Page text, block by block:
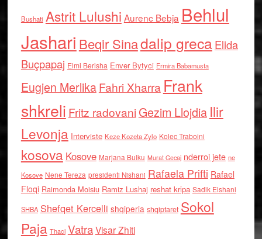
Bushati Astrit Lulushi Aurenc Bebja Behlul
Jashari Beqir Sinadalip grecaElida
Buçpapaj Elmi Berisha Enver Bytyci Ermira Babamusta
Eugjen MerlikaFahri Xharra Frank
shkreli Fritz radovaniGezim Llojdia Ilir
Levonja Interviste Keze Kozeta Zylo Kolec Traboini
kosova Kosove Marjana Bulku Murat Gecaj nderroi jete ne
Kosove Nene Tereza presidenti Nishani Rafaela Prifti Rafael
Floqi Raimonda Moisiu Ramiz Lushaj reshat kripa Sadik Elshani
SHBA Shefqet Kercelli shqiperia shqiptaret Sokol
Paja Thaci VatraVisar Zhiti